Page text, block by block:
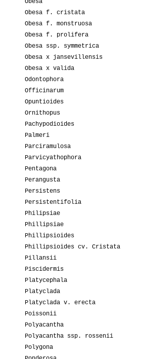
Obesa
Obesa f. cristata
Obesa f. monstruosa
Obesa f. prolifera
Obesa ssp. symmetrica
Obesa x jansevillensis
Obesa x valida
Odontophora
Officinarum
Opuntioides
Ornithopus
Pachypodioides
Palmeri
Parciramulosa
Parvicyathophora
Pentagona
Perangusta
Persistens
Persistentifolia
Philipsiae
Phillipsiae
Phillipsioides
Phillipsioides cv. Cristata
Pillansii
Piscidermis
Platycephala
Platyclada
Platyclada v. erecta
Poissonii
Polyacantha
Polyacantha ssp. rossenii
Polygona